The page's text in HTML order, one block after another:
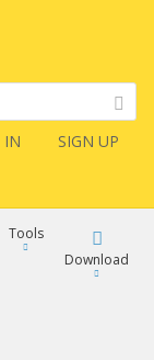
IN SIGN UP
Tools
Download